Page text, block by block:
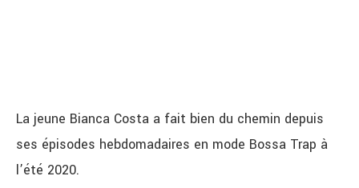
La jeune Bianca Costa a fait bien du chemin depuis
ses épisodes hebdomadaires en mode Bossa Trap à
l’été 2020.